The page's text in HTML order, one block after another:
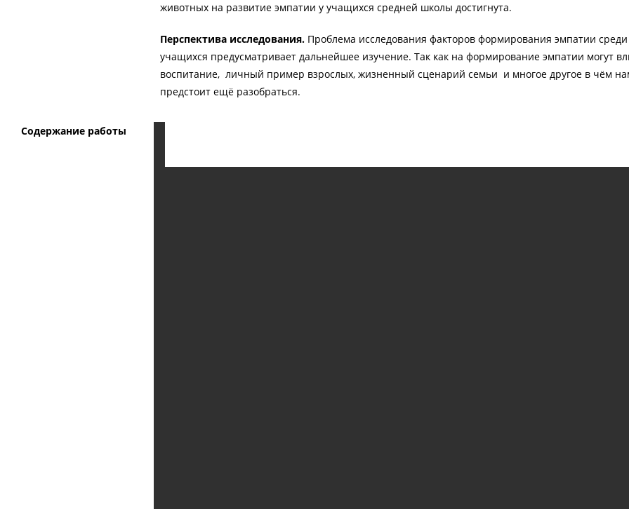
животных на развитие эмпатии у учащихся средней школы достигнута.
Перспектива исследования. Проблема исследования факторов формирования эмпатии среди
учащихся предусматривает дальнейшее изучение. Так как на формирование эмпатии могут
воспитание, личный пример взрослых, жизненный сценарий семьи и многое другое в чём
предстоит ещё разобраться.
Содержание работы